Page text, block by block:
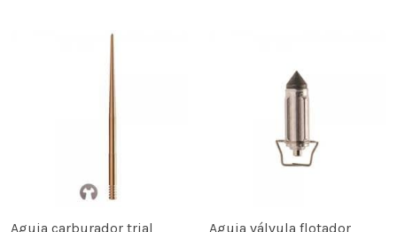
Aguja carburador trial
Aguja válvula flotador